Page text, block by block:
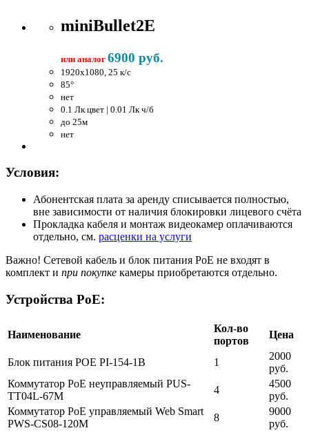
miniBullet2E
или аналог 6900 руб.
1920x1080, 25 к/c
85°
нет
0.1 Лк цвет | 0.01 Лк ч/б
до 25м
нет
Условия:
Абонентская плата за аренду списывается полностью,
вне зависимости от наличия блокировки лицевого счёта
Прокладка кабеля и монтаж видеокамер оплачиваются
отдельно, см. расценки на услуги
Важно! Сетевой кабель и блок питания PoE не входят в
комплект и при покупке камеры приобретаются отдельно.
Устройства PoE:
Наименование
Кол-во
портов
Цена
Блок питания POE PI-154-1B 1
2000
руб.
Коммутатор PoE неуправляемый PUS-
TT04L-67M
4
4500
руб.
Коммутатор PoE управляемый Web Smart
PWS-CS08-120M
8
9000
руб.